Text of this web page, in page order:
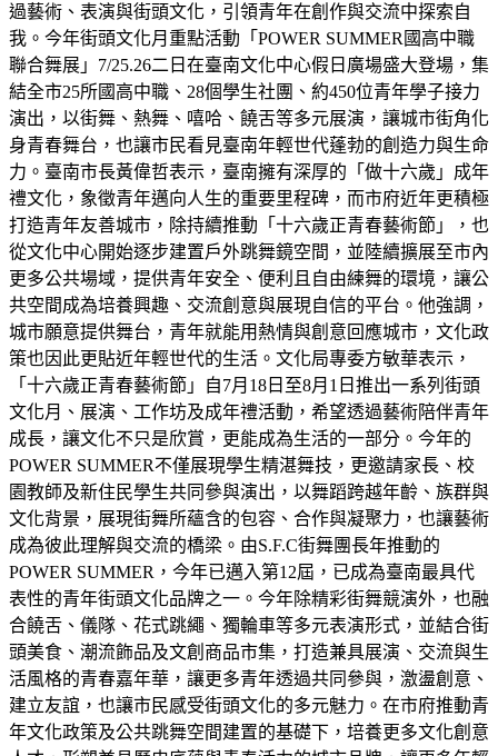
過藝術、表演與街頭文化，引領青年在創作與交流中探索自
我。今年街頭文化月重點活動「POWER SUMMER國高中職
聯合舞展」7/25.26二日在臺南文化中心假日廣場盛大登場，集
結全市25所國高中職、28個學生社團、約450位青年學子接力
演出，以街舞、熱舞、嘻哈、饒舌等多元展演，讓城市街角化
身青春舞台，也讓市民看見臺南年輕世代蓬勃的創造力與生命
力。臺南市長黃偉哲表示，臺南擁有深厚的「做十六歲」成年
禮文化，象徵青年邁向人生的重要里程碑，而市府近年更積極
打造青年友善城市，除持續推動「十六歲正青春藝術節」，也
從文化中心開始逐步建置戶外跳舞鏡空間，並陸續擴展至市內
更多公共場域，提供青年安全、便利且自由練舞的環境，讓公
共空間成為培養興趣、交流創意與展現自信的平台。他強調，
城市願意提供舞台，青年就能用熱情與創意回應城市，文化政
策也因此更貼近年輕世代的生活。文化局專委方敏華表示，
「十六歲正青春藝術節」自7月18日至8月1日推出一系列街頭
文化月、展演、工作坊及成年禮活動，希望透過藝術陪伴青年
成長，讓文化不只是欣賞，更能成為生活的一部分。今年的
POWER SUMMER不僅展現學生精湛舞技，更邀請家長、校
園教師及新住民學生共同參與演出，以舞蹈跨越年齡、族群與
文化背景，展現街舞所蘊含的包容、合作與凝聚力，也讓藝術
成為彼此理解與交流的橋梁。由S.F.C街舞團長年推動的
POWER SUMMER，今年已邁入第12屆，已成為臺南最具代
表性的青年街頭文化品牌之一。今年除精彩街舞競演外，也融
合饒舌、儀隊、花式跳繩、獨輪車等多元表演形式，並結合街
頭美食、潮流飾品及文創商品市集，打造兼具展演、交流與生
活風格的青春嘉年華，讓更多青年透過共同參與，激盪創意、
建立友誼，也讓市民感受街頭文化的多元魅力。在市府推動青
年文化政策及公共跳舞空間建置的基礎下，培養更多文化創意